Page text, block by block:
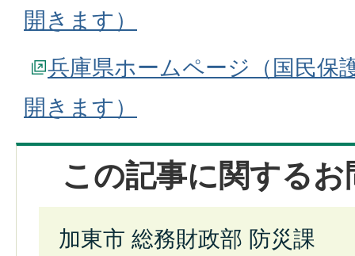
開きます）
兵庫県ホームページ（国民保
開きます）
この記事に関する
加東市 総務財政部 防災課